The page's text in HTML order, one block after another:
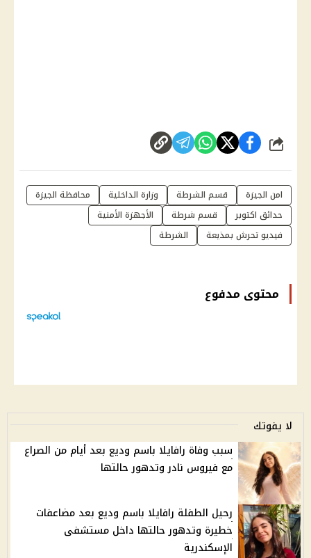
شارك
امن الجيزة قسم الشرطة وزارة الداخلية
محافظة الجيزة
حدائق اكتوبر
قسم شرطة
الأجهزة الأمنية
فيديو تحرش بمذيعة
الشرطة
محتوى مدفوع
لا يفوتك
سبب وفاة رافايلا باسم وديع بعد أيام من الصراع
مع فيروس نادر وتدهور حالتها
رحيل الطفلة رافايلا باسم وديع بعد مضاعفات
خطيرة وتدهور حالتها داخل مستشفى
الإسكندرية